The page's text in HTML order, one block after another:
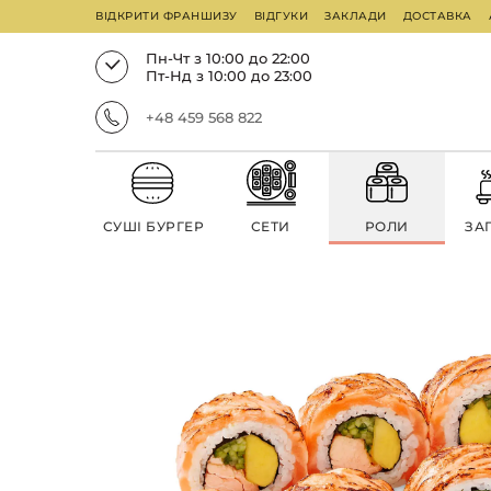
ВІДКРИТИ ФРАНШИЗУ ВІДГУКИ ЗАКЛАДИ ДОСТАВКА
Пн-Чт з 10:00 до 22:00
Пт-Нд з 10:00 до 23:00
+48 459 568 822
СУШІ БУРГЕР СЕТИ РОЛИ